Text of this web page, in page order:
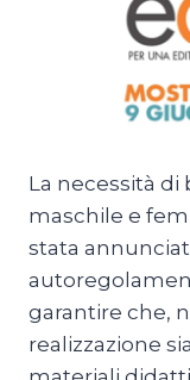
La necessità di
maschile e
stata
garantire che,
realizzazione